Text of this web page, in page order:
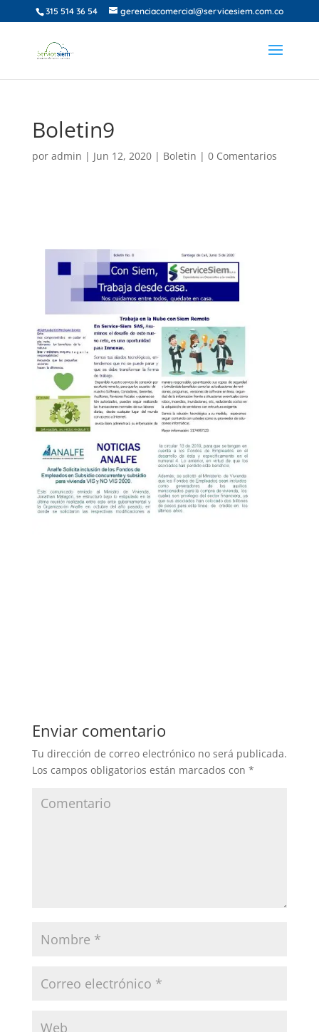
315 514 36 54 gerenciacomercial@servicesiem.com.co
Boletin9
por admin | Jun 12, 2020| Boletin | 0 Comentarios
Enviar comentario
Tu dirección de correo electrónico no será publicada.
Los campos obligatorios están marcados con *